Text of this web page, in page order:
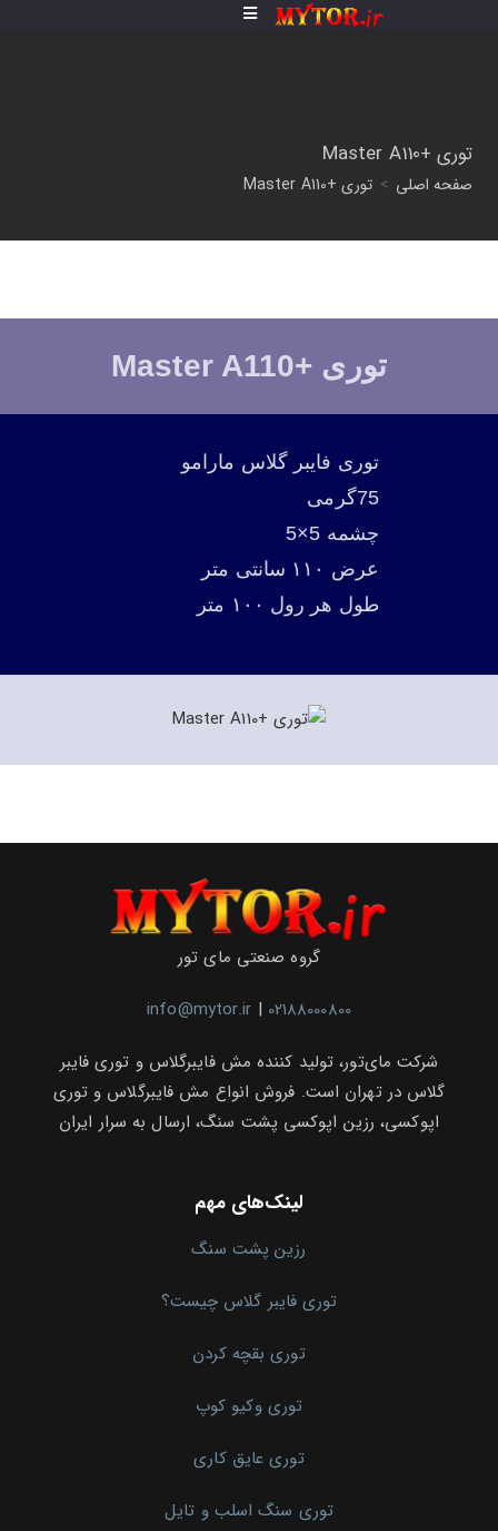
توری +Master A110
صفحه اصلی > توری +Master A110
توری +Master A110
توری فایبر گلاس مارامو
75گرمی
چشمه 5×5
عرض ۱۱۰ سانتی متر
طول هر رول ۱۰۰ متر
گروه صنعتی مای تور
info@mytor.ir | 02188000800
شرکت مای‌تور، تولید کننده مش فایبرگلاس و توری فایبر
گلاس در تهران است. فروش انواع مش فایبرگلاس و توری
اپوکسی، رزین اپوکسی پشت سنگ، ارسال به سرار ایران
لینک‌های مهم
رزین پشت سنگ
توری فایبر گلاس چیست؟
توری بقچه کردن
توری وکیو کوپ
توری عایق کاری
توری سنگ اسلب و تایل